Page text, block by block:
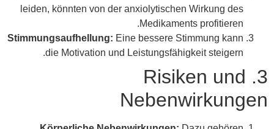
leiden, könnten von der anxiolytischen Wirkung des
Medikaments profitieren.
Stimmungsaufhellung: Eine bessere Stimmung kann
die Motivation und Leistungsfähigkeit steigern.
3. Risiken und
Nebenwirkungen